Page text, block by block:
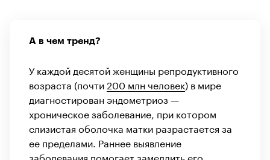
А в чем тренд?
У каждой десятой женщины репродуктивного
возраста (почти 200 млн человек) в мире
диагностирован эндометриоз —
хроническое заболевание, при котором
слизистая оболочка матки разрастается за
ее пределами. Раннее выявление
заболевания помогает замедлить его